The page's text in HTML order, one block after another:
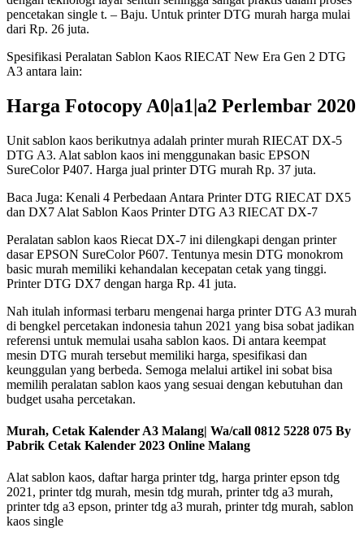
pencetakan single t. – Baju. Untuk printer DTG murah harga mulai
dari Rp. 26 juta.
Spesifikasi Peralatan Sablon Kaos RIECAT New Era Gen 2 DTG
A3 antara lain:
Harga Fotocopy A0|a1|a2 Perlembar 2020
Unit sablon kaos berikutnya adalah printer murah RIECAT DX-5
DTG A3. Alat sablon kaos ini menggunakan basic EPSON
SureColor P407. Harga jual printer DTG murah Rp. 37 juta.
Baca Juga: Kenali 4 Perbedaan Antara Printer DTG RIECAT DX5
dan DX7 Alat Sablon Kaos Printer DTG A3 RIECAT DX-7
Peralatan sablon kaos Riecat DX-7 ini dilengkapi dengan printer
dasar EPSON SureColor P607. Tentunya mesin DTG monokrom
basic murah memiliki kehandalan kecepatan cetak yang tinggi.
Printer DTG DX7 dengan harga Rp. 41 juta.
Nah itulah informasi terbaru mengenai harga printer DTG A3 murah
di bengkel percetakan indonesia tahun 2021 yang bisa sobat jadikan
referensi untuk memulai usaha sablon kaos. Di antara keempat
mesin DTG murah tersebut memiliki harga, spesifikasi dan
keunggulan yang berbeda. Semoga melalui artikel ini sobat bisa
memilih peralatan sablon kaos yang sesuai dengan kebutuhan dan
budget usaha percetakan.
Murah, Cetak Kalender A3 Malang| Wa/call 0812 5228 075 By
Pabrik Cetak Kalender 2023 Online Malang
Alat sablon kaos, daftar harga printer tdg, harga printer epson tdg
2021, printer tdg murah, mesin tdg murah, printer tdg a3 murah,
printer tdg a3 epson, printer tdg a3 murah, printer tdg murah, sablon
kaos single